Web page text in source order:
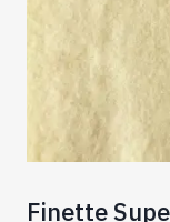
Finette